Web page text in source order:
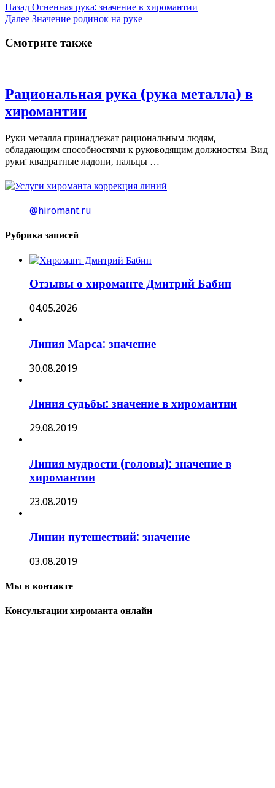
Назад Огненная рука: значение в хиромантии
Далее Значение родинок на руке
Смотрите также
Рациональная рука (рука металла) в
хиромантии
Руки металла принадлежат рациональным людям,
обладающим способностями к руководящим должностям. Вид
руки: квадратные ладони, пальцы …
@hiromant.ru
Рубрика записей
Отзывы о хироманте Дмитрий Бабин
04.05.2026
Линия Марса: значение
30.08.2019
Линия судьбы: значение в хиромантии
29.08.2019
Линия мудрости (головы): значение в
хиромантии
23.08.2019
Линии путешествий: значение
03.08.2019
Мы в контакте
Консультации хироманта онлайн